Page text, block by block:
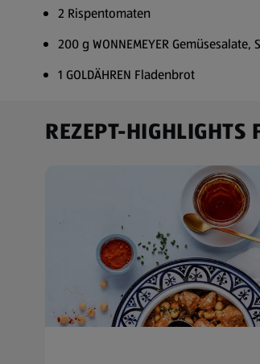
2 Rispentomaten
200 g WONNEMEYER
1 GOLDÄHREN Fladenbrot
REZEPT-HIGHLIGHTS